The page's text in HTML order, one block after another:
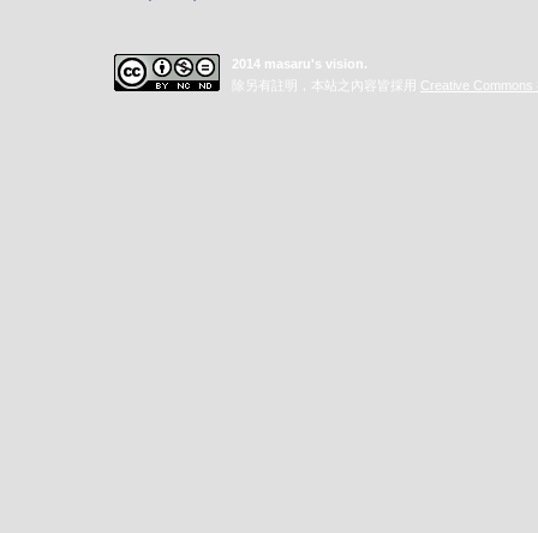
2014 masaru's vision.
除另有註明，本站之內容皆採用 Creative Commons